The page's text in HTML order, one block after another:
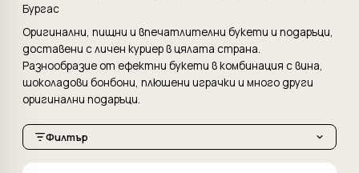
Бургас
Оригинални, пищни и впечатлителни букети и подаръци,
доставени с личен куриер в цялата страна.
Разнообразие от ефектни букети в комбинация с вина,
шоколадови бонбони, плюшени играчки и много други
оригинални подаръци.
Филтър